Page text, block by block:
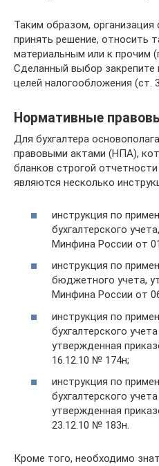
Таким образом,
принять решение, относить
материальным или к прочим
Сделанный выбор закрепите
целей налогообложения (ст.
Нормативные
Для бухгалтера
правовыми актами (НПА),
бланков строгой
являются несколько
инструкция по
бухгалтерского
Минфина России от
инструкция по
бюджетного учета,
Минфина России от
инструкция по
бухгалтерского
утвержденная
16.12.10 № 174н;
инструкция по
бухгалтерского
утвержденная
23.12.10 № 183н.
Кроме того, необходимо